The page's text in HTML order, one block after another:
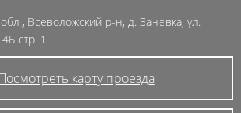
Всеволожский р-н, д. Заневка, ул.
стр. 1
карту проезда